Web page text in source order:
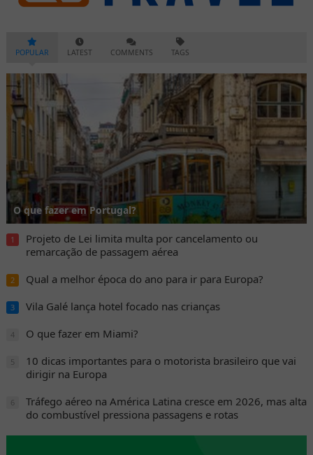
POPULAR LATEST COMMENTS TAGS
O que fazer em Portugal?
1
Projeto de Lei limita multa por cancelamento ou
remarcação de passagem aérea
2 Qual a melhor época do ano para ir para Europa?
3 Vila Galé lança hotel focado nas crianças
4 O que fazer em Miami?
5
10 dicas importantes para o motorista brasileiro que vai
dirigir na Europa
6
Tráfego aéreo na América Latina cresce em 2026, mas alta
do combustível pressiona passagens e rotas